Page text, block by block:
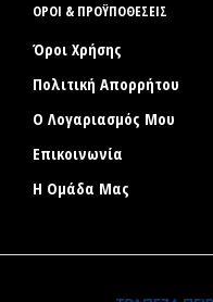
ΟΡΟΙ & ΠΡΟΫΠΟΘΕΣΕΙΣ
Όροι Χρήσης
Πολιτική Απορρήτου
Ο Λογαριασμός Μου
Επικοινωνία
Η Ομάδα Μας